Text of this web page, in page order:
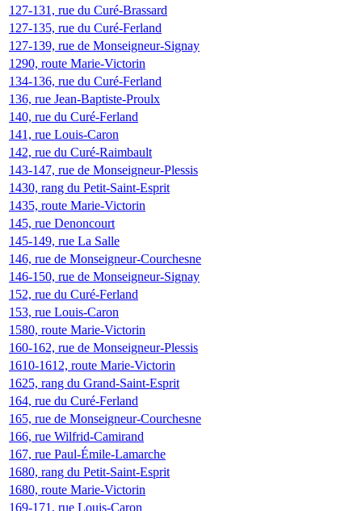
127-131, rue du Curé-Brassard
127-135, rue du Curé-Ferland
127-139, rue de Monseigneur-Signay
1290, route Marie-Victorin
134-136, rue du Curé-Ferland
136, rue Jean-Baptiste-Proulx
140, rue du Curé-Ferland
141, rue Louis-Caron
142, rue du Curé-Raimbault
143-147, rue de Monseigneur-Plessis
1430, rang du Petit-Saint-Esprit
1435, route Marie-Victorin
145, rue Denoncourt
145-149, rue La Salle
146, rue de Monseigneur-Courchesne
146-150, rue de Monseigneur-Signay
152, rue du Curé-Ferland
153, rue Louis-Caron
1580, route Marie-Victorin
160-162, rue de Monseigneur-Plessis
1610-1612, route Marie-Victorin
1625, rang du Grand-Saint-Esprit
164, rue du Curé-Ferland
165, rue de Monseigneur-Courchesne
166, rue Wilfrid-Camirand
167, rue Paul-Émile-Lamarche
1680, rang du Petit-Saint-Esprit
1680, route Marie-Victorin
169-171, rue Louis-Caron